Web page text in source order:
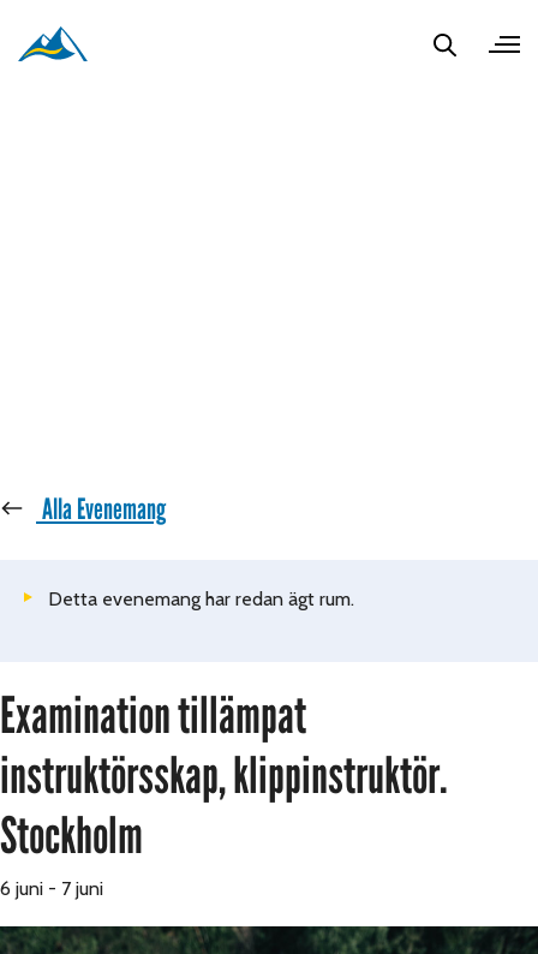
« Alla Evenemang
Detta evenemang har redan ägt rum.
Examination tillämpat
instruktörsskap, klippinstruktör.
Stockholm
6 juni - 7 juni